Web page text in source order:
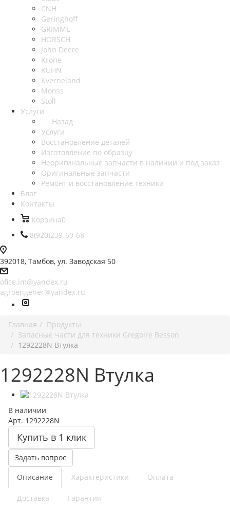
CNH
Geringhoff
GRIMME
HORSCH
John Deere
Krone
KUHN
Kverneland
Morris
Stoll
Услуги
Назад
Услуги
Восстановление деталей
Изготовление по образцу
Неоригинальные запчасти в наличии и под заказ
Оригинальные запчасти
Ремонт и восстановление техники
Блог
Контакты
Корзина0
8(920)239-60-68
392018, Тамбов, ул. Заводская 50
ofice.im@yandex.ru
agroengener@yandex.ru
Главная
Продукты
Запасные части для техники Gregoire Besson
1292228N Втулка
1292228N Втулка
В наличии
Арт. 1292228N
Купить в 1 клик
Задать вопрос
Описание
Характеристики Оплата
Доставка
Гарантия